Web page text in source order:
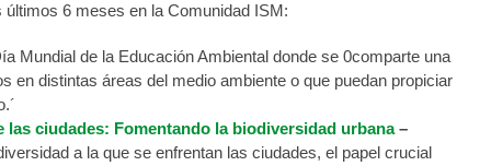
6 meses en la Comunidad ISM:
Mundial de la Educación Ambiental donde se 0comparte una
distintas áreas del medio ambiente o que puedan propiciar
ciudades: Fomentando la biodiversidad urbana–
a la que se enfrentan las ciudades, el papel crucial